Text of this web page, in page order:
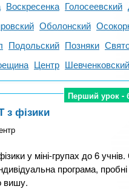
Воскресенка Голосеевский
Оболонский
Подольский Позняки
Центр Шевченковский
Перший урок -
Перший урок -
з фізики
у міні-групах до 6
програма,
вишу.